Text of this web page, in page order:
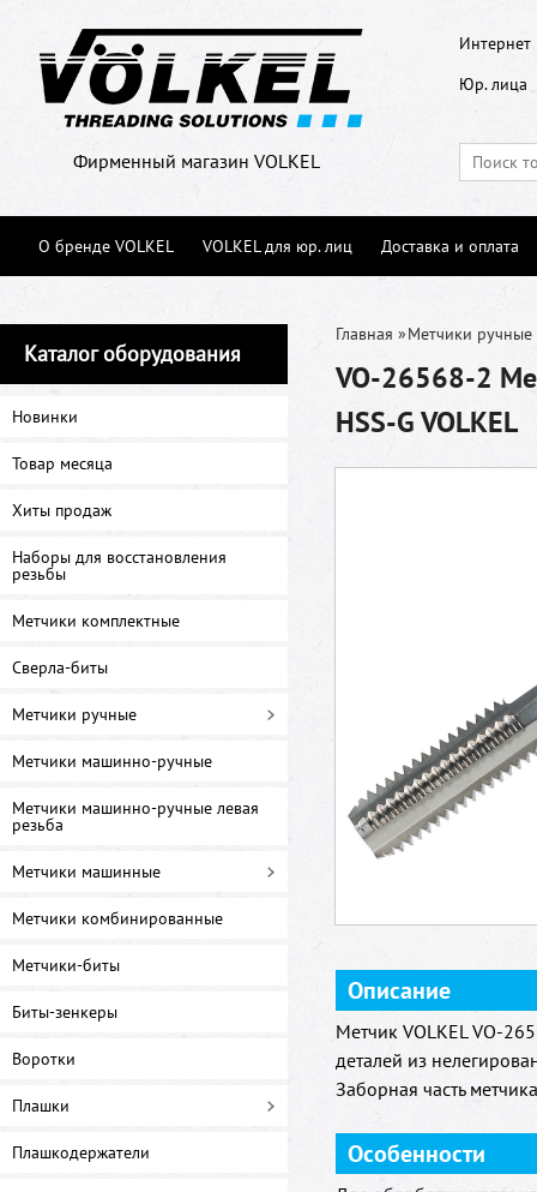
Фирменный магазин VOLKEL
Интернет
Юр. лица
О бренде VOLKEL VOLKEL для юр. лиц Доставка и оплата
Каталог оборудования
Новинки
Товар месяца
Хиты продаж
Наборы для восстановления
резьбы
Метчики комплектные
Сверла-биты
Метчики ручные
Метчики машинно-ручные
Метчики машинно-ручные левая
резьба
Метчики машинные
Метчики комбинированные
Метчики-биты
Биты-зенкеры
Воротки
Плашки
Плашкодержатели
Главная »Метчики ручные
VO-26568-2
HSS-G VOLKEL
Описание
Метчик VOLKEL VO-
деталей из
Заборная часть
Особенности